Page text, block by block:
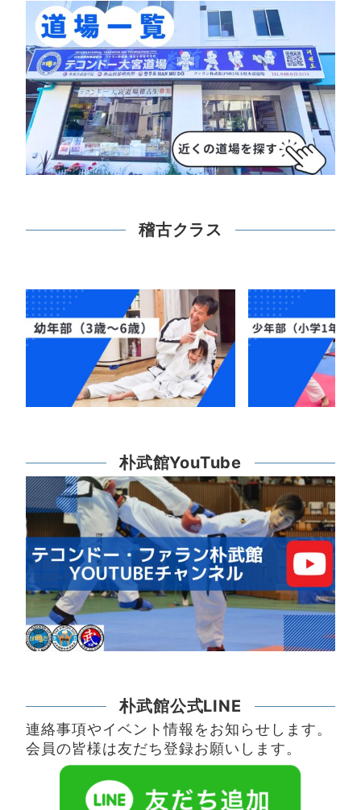
稽古クラス
朴武館YouTube
朴武館公式LINE
連絡事項やイベント情報をお知らせします。
会員の皆様は友だち登録お願いします。